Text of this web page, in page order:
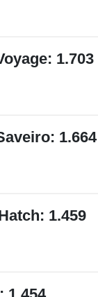
1.703
1.664
1.459